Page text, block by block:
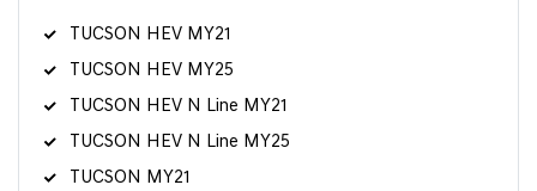
TUCSON HEV MY21
TUCSON HEV MY25
TUCSON HEV N Line MY21
TUCSON HEV N Line MY25
TUCSON MY21